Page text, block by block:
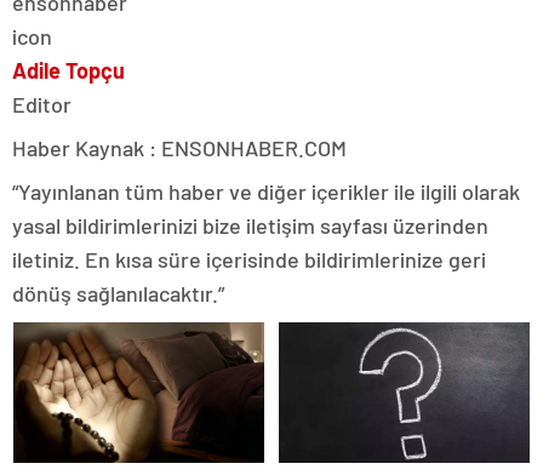
Adile Topçu
Editor
Haber Kaynak : ENSONHABER.COM
“Yayınlanan tüm haber ve diğer içerikler ile ilgili olarak
yasal bildirimlerinizi bize iletişim sayfası üzerinden
iletiniz. En kısa süre içerisinde bildirimlerinize geri
dönüş sağlanılacaktır.”